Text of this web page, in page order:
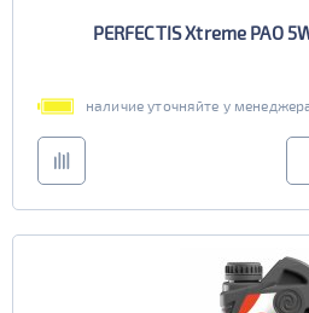
PERFECTIS Xtreme PAO
наличие уточняйте у